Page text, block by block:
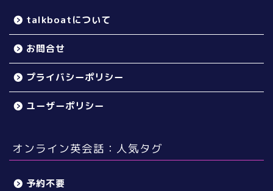
talkboatについて
お問合せ
プライバシーポリシー
ユーザーポリシー
オンライン英会話：人気タグ
予約不要